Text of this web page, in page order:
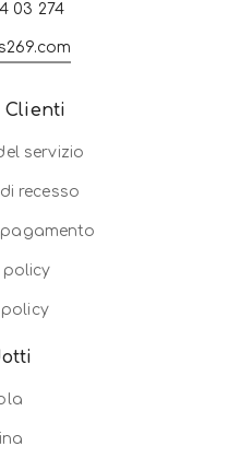
03 274
Clienti
servizio
recesso
policy
policy